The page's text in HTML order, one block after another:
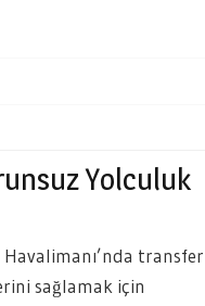
Yolculuk
transfer
sağlamak için